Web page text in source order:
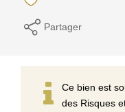
Partager
Ce bien est
des Risques